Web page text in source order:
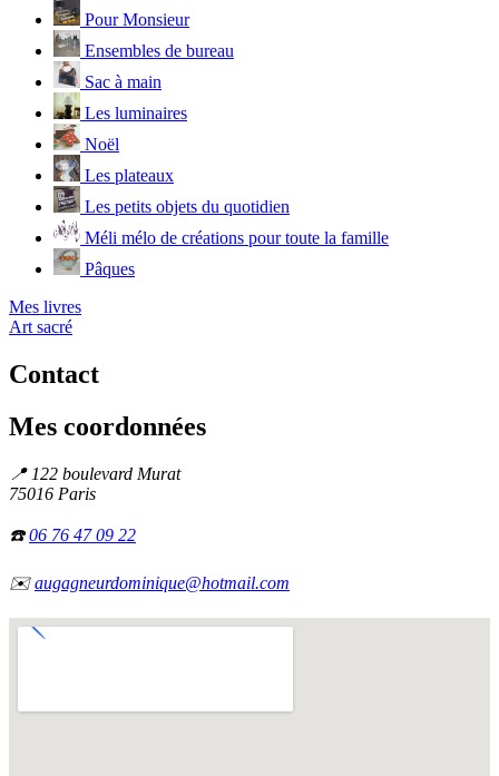
Pour Monsieur
Ensembles de bureau
Sac à main
Les luminaires
Noël
Les plateaux
Les petits objets du quotidien
Méli mélo de créations pour toute la famille
Pâques
Mes livres
Art sacré
Contact
Mes coordonnées
📍 122 boulevard Murat
75016 Paris
☎️ 06 76 47 09 22
✉️ augagneurdominique@hotmail.com